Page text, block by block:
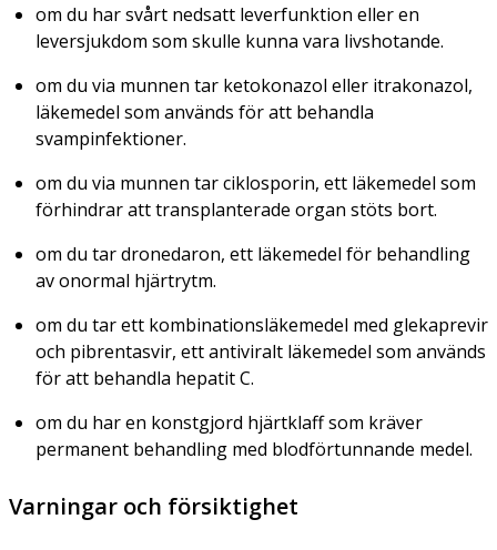
om du har svårt nedsatt leverfunktion eller en
leversjukdom som skulle kunna vara livshotande.
om du via munnen tar ketokonazol eller itrakonazol,
läkemedel som används för att behandla
svampinfektioner.
om du via munnen tar ciklosporin, ett läkemedel som
förhindrar att transplanterade organ stöts bort.
om du tar dronedaron, ett läkemedel för behandling
av onormal hjärtrytm.
om du tar ett kombinationsläkemedel med glekaprevir
och pibrentasvir, ett antiviralt läkemedel som används
för att behandla hepatit C.
om du har en konstgjord hjärtklaff som kräver
permanent behandling med blodförtunnande medel.
Varningar och försiktighet